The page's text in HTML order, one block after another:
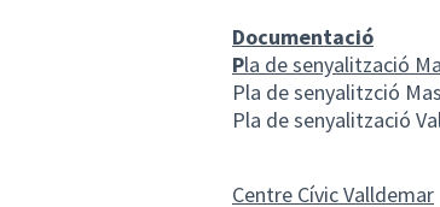
Documentació
Pla de senyalització
Pla de senyalitzció
Pla de senyalització
Centre Cívic Valldemar